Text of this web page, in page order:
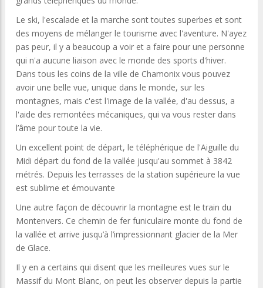
Le ski, l'escalade et la marche sont toutes superbes et sont
des moyens de mélanger le tourisme avec l'aventure. N'ayez
pas peur, il y a beaucoup a voir et a faire pour une personne
qui n'a aucune liaison avec le monde des sports d'hiver.
Dans tous les coins de la ville de Chamonix vous pouvez
avoir une belle vue, unique dans le monde, sur les
montagnes, mais c'est l'image de la vallée, d'au dessus, a
l'aide des remontées mécaniques, qui va vous rester dans
l’âme pour toute la vie.
Un excellent point de départ, le téléphérique de l'Aiguille du
Midi départ du fond de la vallée jusqu'au sommet à 3842
métrés. Depuis les terrasses de la station supérieure la vue
est sublime et émouvante
Une autre façon de découvrir la montagne est le train du
Montenvers. Ce chemin de fer funiculaire monte du fond de
la vallée et arrive jusqu’à l’impressionnant glacier de la Mer
de Glace.
Il y en a certains qui disent que les meilleures vues sur le
Massif du Mont Blanc, on peut les observer depuis la partie